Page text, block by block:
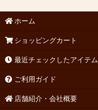
ホーム
ショッピングカート
最近チェックしたアイテム
ご利用ガイド
店舗紹介・会社概要